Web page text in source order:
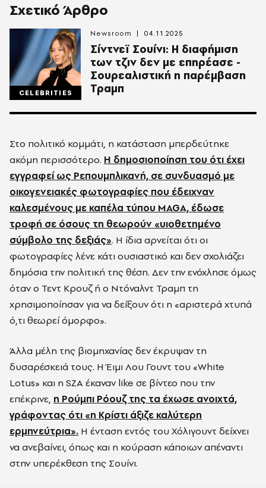
Σχετικό Άρθρο
CELEBRITIES
Σίντνεϊ Σουίνι: Η διαφήμιση
των τζιν δεν με επηρέασε -
Σουρεαλιστική η παρέμβαση
Τραμπ
Newsroom 04.11.2025
Στο πολιτικό κομμάτι, η κατάσταση μπερδεύτηκε
ακόμη περισσότερο. Η δημοσιοποίηση του ότι έχει
εγγραφεί ως Ρεπουμπλικανή, σε συνδυασμό με
οικογενειακές φωτογραφίες που έδειχναν
καλεσμένους με καπέλα τύπου MAGA, έδωσε
τροφή σε όσους τη θεωρούν «υιοθετημένο
σύμβολο της δεξιάς». Η ίδια αρνείται ότι οι
φωτογραφίες λένε κάτι ουσιαστικό και δεν σχολιάζει
δημόσια την πολιτική της θέση. Δεν την ενόχλησε όμως
όταν ο Τεντ Κρουζ ή ο Ντόναλντ Τραμπ τη
χρησιμοποίησαν για να δείξουν ότι η «αριστερά χτυπά
ό,τι θεωρεί όμορφο».
Άλλα μέλη της βιομηχανίας δεν έκρυψαν τη
δυσαρέσκειά τους. Η Έιμι Λου Γουντ του «White
Lotus» και η SZA έκαναν like σε βίντεο που την
επέκρινε, η Ρούμπι Ρόουζ της τα έχωσε ανοιχτά,
γράφοντας ότι «η Κρίστι άξιζε καλύτερη
ερμηνεύτρια». Η ένταση εντός του Χόλιγουντ δείχνει
να ανεβαίνει, όπως και η κούραση κάποιων απέναντι
στην υπερέκθεση της Σουίνι.